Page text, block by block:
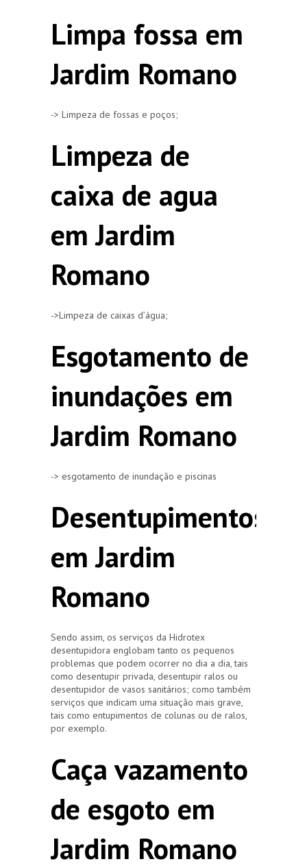
Limpa fossa em
Jardim Romano
-> Limpeza de fossas e poços;
Limpeza de
caixa de agua
em Jardim
Romano
->Limpeza de caixas d’água;
Esgotamento de
inundações em
Jardim Romano
-> esgotamento de inundação e piscinas
Desentupimentos
em Jardim
Romano
Sendo assim, os serviços da Hidrotex
desentupidora englobam tanto os pequenos
problemas que podem ocorrer no dia a dia, tais
como desentupir privada, desentupir ralos ou
desentupidor de vasos sanitários; como também
serviços que indicam uma situação mais grave,
tais como entupimentos de colunas ou de ralos,
por exemplo.
Caça vazamento
de esgoto em
Jardim Romano